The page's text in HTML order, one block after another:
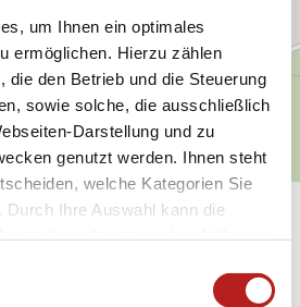
um Ihnen ein optimales
ermöglichen. Hierzu zählen
die den Betrieb und die Steuerung
sowie solche, die ausschließlich
Darstellung und zu
genutzt werden. Ihnen steht
welche Kategorien Sie
Ihre Auswahl kann die
Informationen